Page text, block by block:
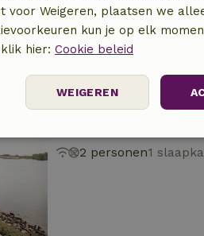
Natuurhuisje in
2 personen1
voor Weigeren, plaatsen we
kun je op elk
hier: Cookie beleid
WEIGEREN
Functioneel